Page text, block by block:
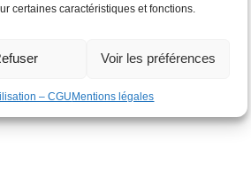
certaines caractéristiques et fonctions.
Voir les préférences
– CGUMentions légales